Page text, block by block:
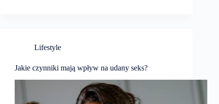
Lifestyle
Jakie czynniki mają wpływ na udany seks?